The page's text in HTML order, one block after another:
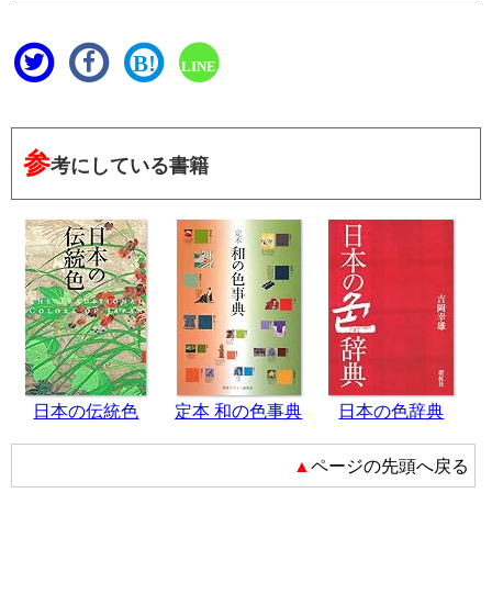
B! LINE
参考にしている書籍
日本の伝統色 定本 和の色事典 日本の色辞典
▲ページの先頭へ戻る